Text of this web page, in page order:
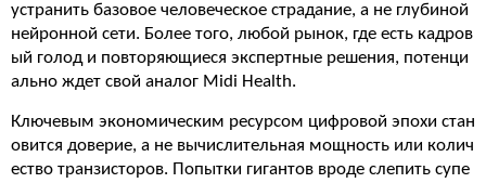
устранить базовое человеческое страдание, а не глубиной
нейронной сети. Более того, любой рынок, где есть кадров
ый голод и повторяющиеся экспертные решения, потенци
ально ждет свой аналог Midi Health.
Ключевым экономическим ресурсом цифровой эпохи стан
овится доверие, а не вычислительная мощность или колич
ество транзисторов. Попытки гигантов вроде слепить супе